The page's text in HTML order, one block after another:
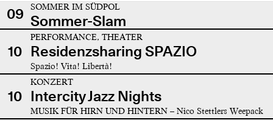
09
SOMMER IM SÜDPOL
Sommer-Slam
10
PERFORMANCE, THEATER
Residenzsharing SPAZIO
Spazio! Vita! Libertà!
10
KONZERT
Intercity Jazz Nights
MUSIK FÜR HIRN UND HINTERN – Nico Stettlers Weepack